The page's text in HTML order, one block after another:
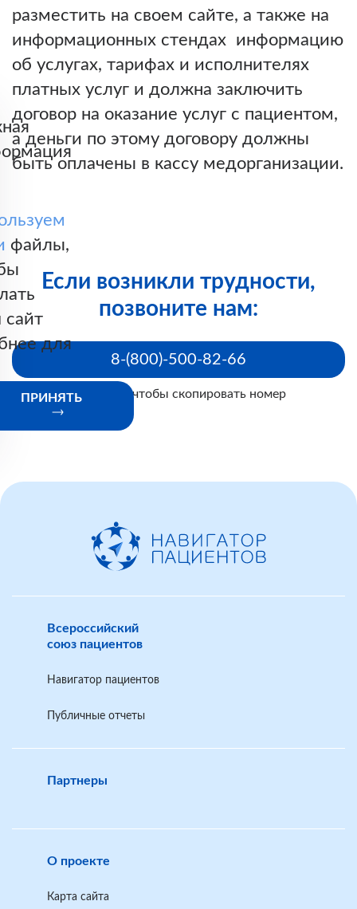
разместить на своем сайте, а также на
информационных стендах информацию
об услугах, тарифах и исполнителях
платных услуг и должна заключить
договор на оказание услуг с пациентом,
а деньги по этому договору должны
быть оплачены в кассу медорганизации.
Если возникли трудности,
позвоните нам:
8-(800)-500-82-66
Нажмите, чтобы скопировать номер
файлы,
для
ПРИНЯТЬ
Всероссийский
союз пациентов
Навигатор пациентов
Публичные отчеты
Партнеры
О проекте
Карта сайта